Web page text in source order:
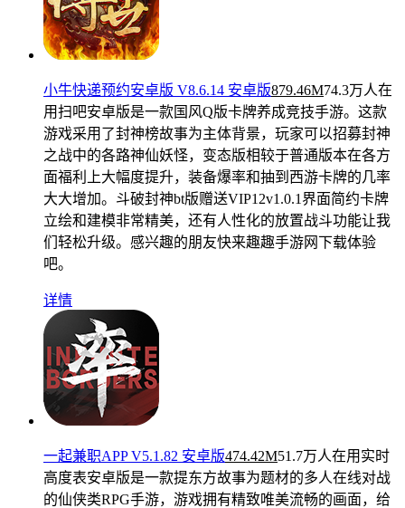
小牛快递预约安卓版 V8.6.14 安卓版879.46M74.3万人在
用扫吧安卓版是一款国风Q版卡牌养成竞技手游。这款
游戏采用了封神榜故事为主体背景，玩家可以招募封神
之战中的各路神仙妖怪，变态版相较于普通版本在各方
面福利上大幅度提升，装备爆率和抽到西游卡牌的几率
大大增加。斗破封神bt版赠送VIP12v1.0.1界面简约卡牌
立绘和建模非常精美，还有人性化的放置战斗功能让我
们轻松升级。感兴趣的朋友快来趣趣手游网下载体验
吧。
详情
一起兼职APP V5.1.82 安卓版474.42M51.7万人在用 实时
高度表安卓版是一款提东方故事为题材的多人在线对战
的仙侠类RPG手游，游戏拥有精致唯美流畅的画面，给